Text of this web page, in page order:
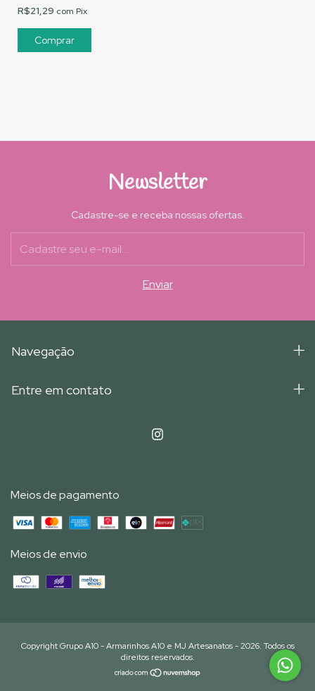
R$21,29 com Pix
Newsletter
Cadastre-se e receba nossas ofertas.
Navegação
Entre em contato
Meios de pagamento
Meios de envio
Copyright Grupo A10 - Armarinhos A10 e MJ Artesanatos - 2026. Todos os
direitos reservados.